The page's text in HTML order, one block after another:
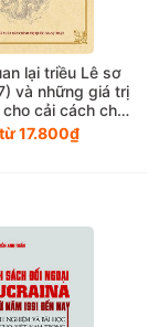
lại triều Lê sơ
và những giá trị
cải cách chế
công chức ở
hiện nay
17.800₫